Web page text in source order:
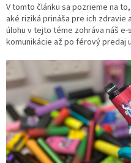
V tomto článku sa pozrieme na to,
aké riziká prináša pre ich
úlohu v tejto téme zohráva náš e-
komunikácie až po férový predaj